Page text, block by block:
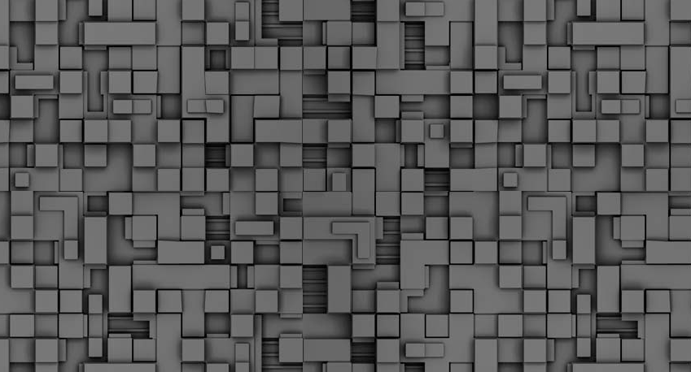
Με την απόφαση αυτή, το ΣτΕ απορρίπτει οριστικά τις
αξιώσεις των δημοσίων υπαλλήλων για επαναφορά των
δώρων, επικυρώνοντας την τρέχουσα κατάσταση παρά τις
αντιδράσεις της ΑΔΕΔΥ
Το ΣτΕ απέρριψε οριστικά την προσφυγή της ΑΔΕΔΥ και ενός
εκπαιδευτικού για την επαναφορά των δώρων Χριστουγέννων,
Πάσχα και θερινής άδειας (13ος και 14ος μισθός) στους
εργαζόμενους του δημόσιου τομέα, κλείνοντας μια μακρά
διαμάχη δεκαετιών που αφορούσε τις μνημονιακές περικοπές.
Γνωστοποίηση έκδοσης οριστικών αποτελεσμάτων –
Παροχή οδηγιών.
► Δείτε/κατεβάστε την πολυαναμενόμενη εγκύκλιο του Υπ.
FEB
1
Με διαρροή 2 μέρες πριν την στάση εργασίας
ενημερώνει το ΣτΕ για την απόρριψη της επαναφοράς